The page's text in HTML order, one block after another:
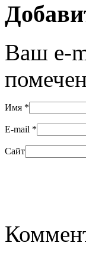
Ваш e-
Имя *
E-mail *
Сайт